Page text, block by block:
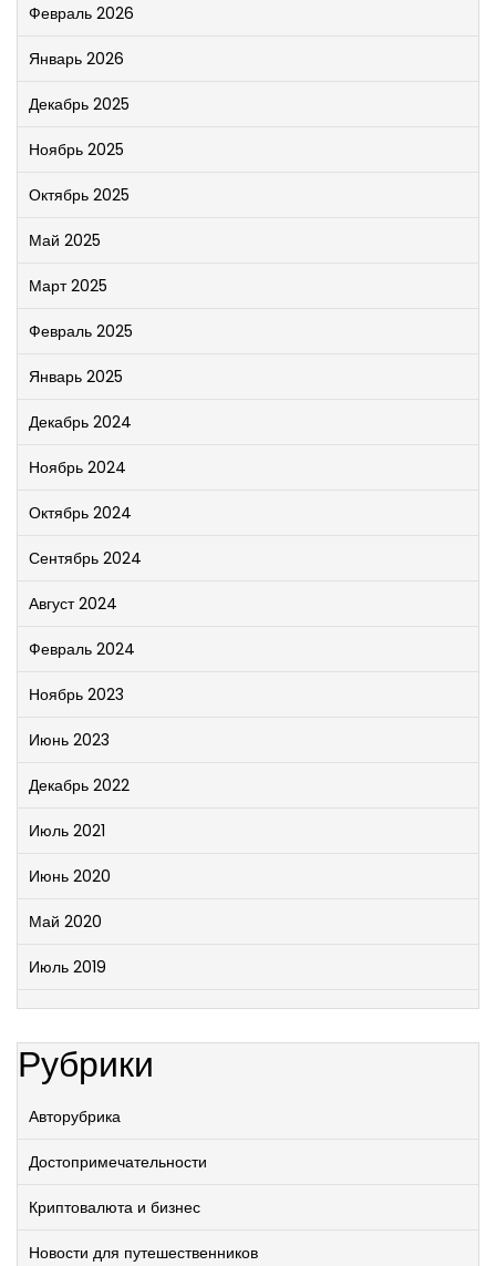
Февраль 2026
Январь 2026
Декабрь 2025
Ноябрь 2025
Октябрь 2025
Май 2025
Март 2025
Февраль 2025
Январь 2025
Декабрь 2024
Ноябрь 2024
Октябрь 2024
Сентябрь 2024
Август 2024
Февраль 2024
Ноябрь 2023
Июнь 2023
Декабрь 2022
Июль 2021
Июнь 2020
Май 2020
Июль 2019
Рубрики
Авторубрика
Достопримечательности
Криптовалюта и бизнес
Новости для путешественников